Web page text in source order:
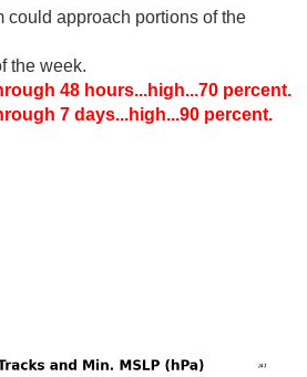
could approach portions of the
the week.
48 hours...high...70 percent.
7 days...high...90 percent.